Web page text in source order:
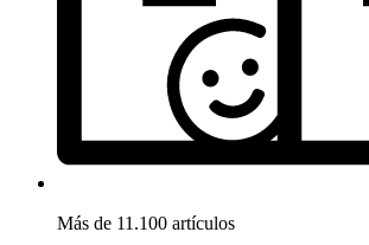
Más de 11.100 artículos